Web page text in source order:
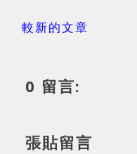
較新的文章
0 留言:
張貼留言